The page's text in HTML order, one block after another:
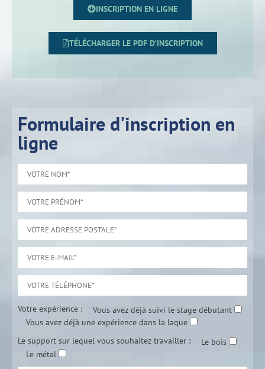
INSCRIPTION EN LIGNE
TÉLÉCHARGER LE PDF D'INSCRIPTION
Formulaire d'inscription en
ligne
Votre expérience :
Vous avez déjà suivi le stage débutant
Vous avez déjà une expérience dans la laque
Le support sur lequel vous souhaitez travailler :
Le bois
Le métal